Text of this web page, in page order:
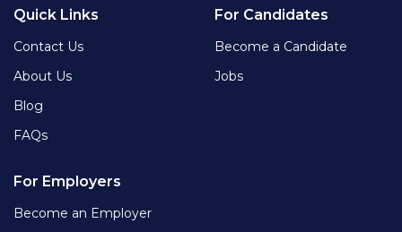
Quick Links
Contact Us
About Us
Blog
FAQs
For Candidates
Become a Candidate
Jobs
For Employers
Become an Employer